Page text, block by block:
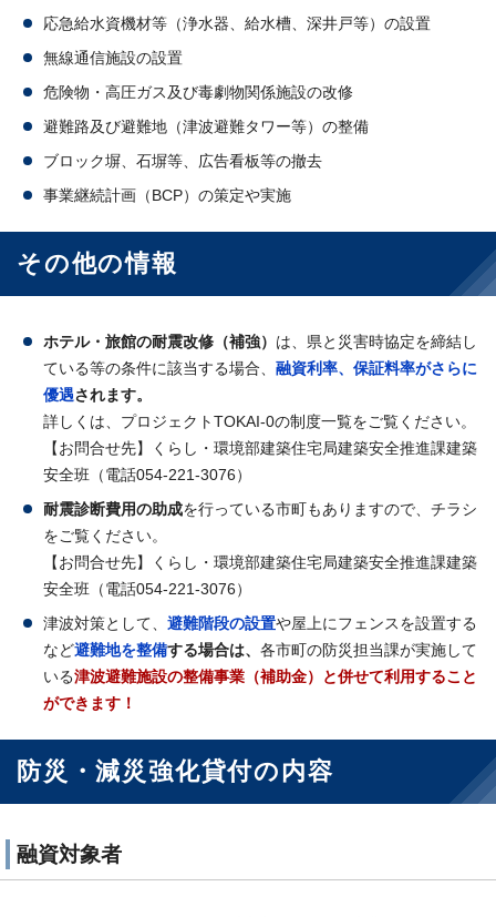
応急給水資機材等（浄水器、給水槽、深井戸等）の設置
無線通信施設の設置
危険物・高圧ガス及び毒劇物関係施設の改修
避難路及び避難地（津波避難タワー等）の整備
ブロック塀、石塀等、広告看板等の撤去
事業継続計画（BCP）の策定や実施
その他の情報
ホテル・旅館の耐震改修（補強） は、県と災害時協定を締結し
ている等の条件に該当する場合、 融資利率、保証料率がさらに
優遇されます。
詳しくは、プロジェクトTOKAI-0の制度一覧をご覧ください。
【お問合せ先】くらし・環境部建築住宅局建築安全推進課建築
安全班（電話054-221-3076）
耐震診断費用の助成を行っている市町もありますので、チラシ
をご覧ください。
【お問合せ先】くらし・環境部建築住宅局建築安全推進課建築
安全班（電話054-221-3076）
津波対策として、 避難階段の設置や屋上にフェンスを設置する
など避難地を整備する場合は、 各市町の防災担当課が実施して
いる津波避難施設の整備事業 （補助金）と併せて利用すること
ができます！
防災・減災強化貸付の内容
融資対象者